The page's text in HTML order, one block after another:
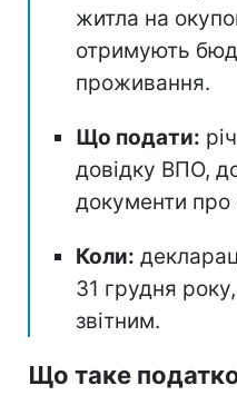
житла на
отримують
проживання.
Що подати:
довідку ВПО,
документи про
Коли:
31 грудня
звітним.
Що таке